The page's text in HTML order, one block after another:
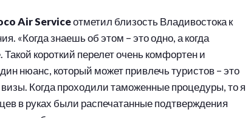
AirServiceотметил близость Владивостока к
«Когда знаешь об этом – это одно, а когда
короткий перелет очень комфортен и
нюанс, который может привлечь туристов – это
Когда проходили таможенные процедуры, то я
в руках были распечатанные подтверждения